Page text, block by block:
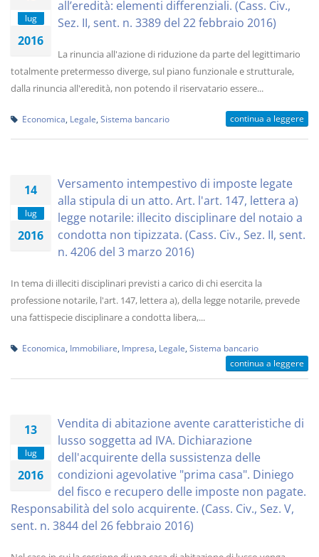
lug
2016
all’eredità: elementi differenziali. (Cass. Civ.,
Sez. II, sent. n. 3389 del 22 febbraio 2016)
La rinuncia all'azione di riduzione da parte del legittimario
totalmente pretermesso diverge, sul piano funzionale e strutturale,
dalla rinuncia all'eredità, non potendo il riservatario essere...
Economica Legale Sistema bancario continua a leggere
14
lug
2016
Versamento intempestivo di imposte legate
alla stipula di un atto. Art. l'art. 147, lettera a)
legge notarile: illecito disciplinare del notaio a
condotta non tipizzata. (Cass. Civ., Sez. II, sent.
n. 4206 del 3 marzo 2016)
In tema di illeciti disciplinari previsti a carico di chi esercita la
professione notarile, l'art. 147, lettera a), della legge notarile, prevede
una fattispecie disciplinare a condotta libera,...
Economica Immobiliare Impresa Legale Sistema bancario
continua a leggere
13
lug
2016
Vendita di abitazione avente caratteristiche di
lusso soggetta ad IVA. Dichiarazione
dell'acquirente della sussistenza delle
condizioni agevolative "prima casa". Diniego
del fisco e recupero delle imposte non pagate.
Responsabilità del solo acquirente. (Cass. Civ., Sez. V,
sent. n. 3844 del 26 febbraio 2016)